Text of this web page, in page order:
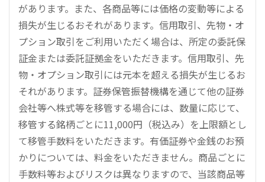
があります。また、各商品等には価格の変動等による
損失が生じるおそれがあります。信用取引、先物・オ
プション取引をご利用いただく場合は、所定の委託保
証金または委託証拠金をいただきます。信用取引、先
物・オプション取引には元本を超える損失が生じるお
それがあります。証券保管振替機構を通じて他の証券
会社等へ株式等を移管する場合には、数量に応じて、
移管する銘柄ごとに11,000円（税込み）を上限額とし
て移管手数料をいただきます。有価証券や金銭のお預
かりについては、料金をいただきません。商品ごとに
手数料等およびリスクは異なりますので、当該商品等